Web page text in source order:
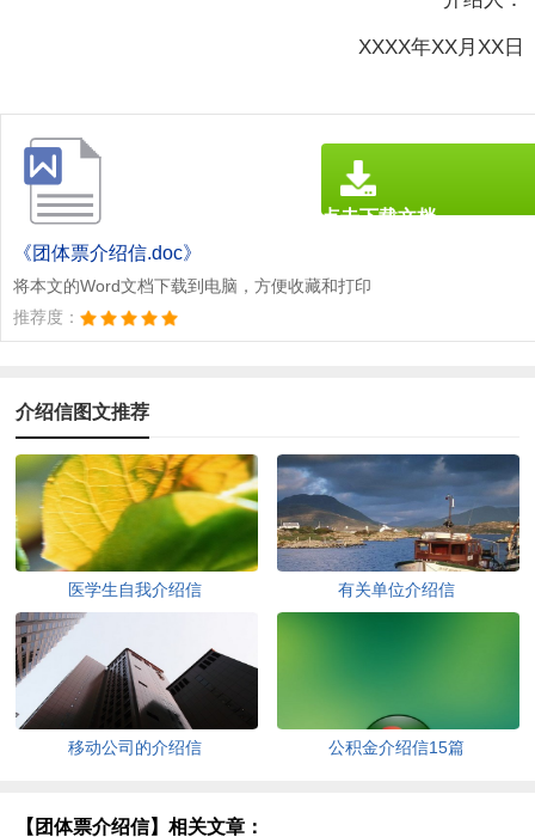
XXXX年XX月XX日
《团体票介绍信.doc》
将本文的Word文档下载到电脑，方便收藏和打印
推荐度：
点击下载文档
介绍信图文推荐
医学生自我介绍信 有关单位介绍信
移动公司的介绍信 公积金介绍信15篇
【团体票介绍信】相关文章：